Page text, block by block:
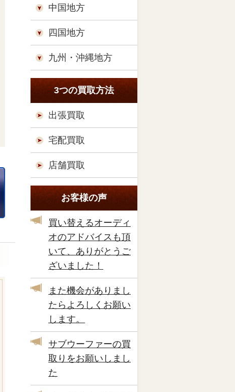
中国地方
四国地方
九州・沖縄地方
3つの買取方法
出張買取
宅配買取
店舗買取
お客様の声
買い替えるオーディ
オのアドバイスも頂
いて、ありがとうご
ざいました！
また機会がありまし
たらよろしくお願い
します。
サブウーファーの買
取りをお願いしまし
た